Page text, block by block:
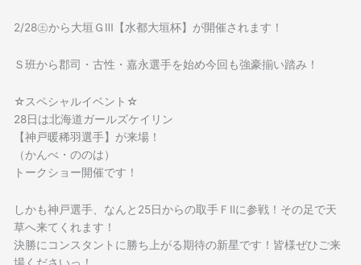
2/28㊏から大垣ＧⅢ 【水都大垣杯】が開催されます！
Ｓ班から郡司・古性・嘉永選手を始め今回も強豪揃い踏み！
☆スペシャルイベント☆
28日は北海道ガールズケイリン
【神戸暖稀羽選手】が来場！
（かんべ・ののは）
トークショー開催です！
しかも神戸選手、なんと25日からの取手ＦⅡに参戦！その足で天
草へ来てくれます！
決勝にコンスタントに勝ち上がる期待の新星です！皆様ぜひご来